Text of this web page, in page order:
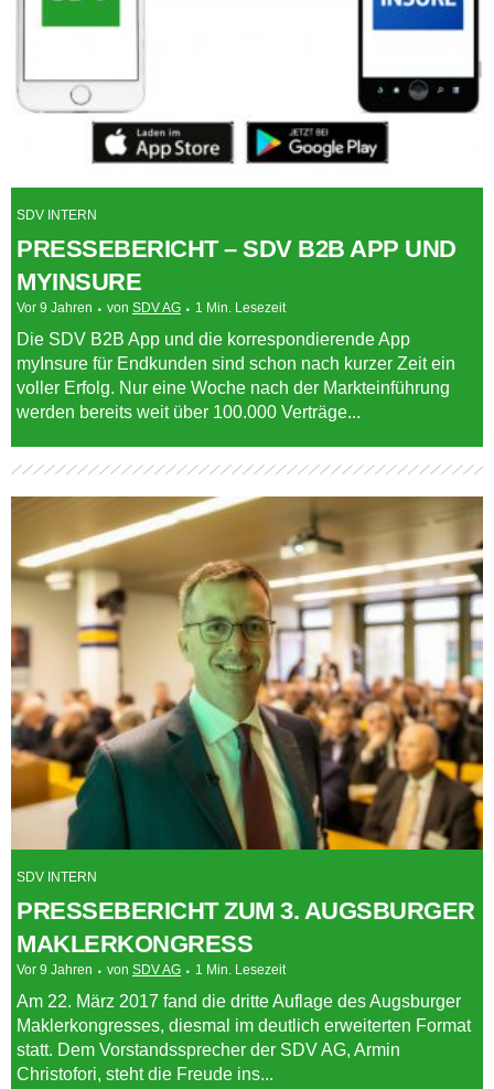
SDV INTERN
PRESSEBERICHT – SDV B2B APP UND
MYINSURE
Vor 9 Jahren von SDV AG 1 Min. Lesezeit
Die SDV B2B App und die korrespondierende App
myInsure für Endkunden sind schon nach kurzer Zeit ein
voller Erfolg. Nur eine Woche nach der Markteinführung
werden bereits weit über 100.000 Verträge...
SDV INTERN
PRESSEBERICHT ZUM 3. AUGSBURGER
MAKLERKONGRESS
Vor 9 Jahren von SDV AG 1 Min. Lesezeit
Am 22. März 2017 fand die dritte Auflage des Augsburger
Maklerkongresses, diesmal im deutlich erweiterten Format
statt. Dem Vorstandssprecher der SDV AG, Armin
Christofori, steht die Freude ins...